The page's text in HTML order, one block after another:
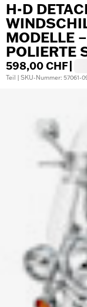
H-D
MODELLE
POLIERTE
598,00 CHF
Teil | SKU-Nummer: 57061-